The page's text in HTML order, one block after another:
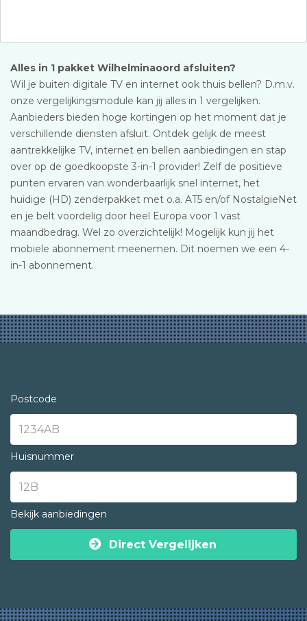
Alles in 1 pakket Wilhelminaoord afsluiten?
Wil je buiten digitale TV en internet ook thuis bellen? D.m.v.
onze vergelijkingsmodule kan jij alles in 1 vergelijken.
Aanbieders bieden hoge kortingen op het moment dat je
verschillende diensten afsluit. Ontdek gelijk de meest
aantrekkelijke TV, internet en bellen aanbiedingen en stap
over op de goedkoopste 3-in-1 provider! Zelf de positieve
punten ervaren van wonderbaarlijk snel internet, het
huidige (HD) zenderpakket met o.a. AT5 en/of NostalgieNet
en je belt voordelig door heel Europa voor 1 vast
maandbedrag. Wel zo overzichtelijk! Mogelijk kun jij het
mobiele abonnement meenemen. Dit noemen we een 4-
in-1 abonnement.
Postcode
Huisnummer
Bekijk aanbiedingen
Direct Vergelijken